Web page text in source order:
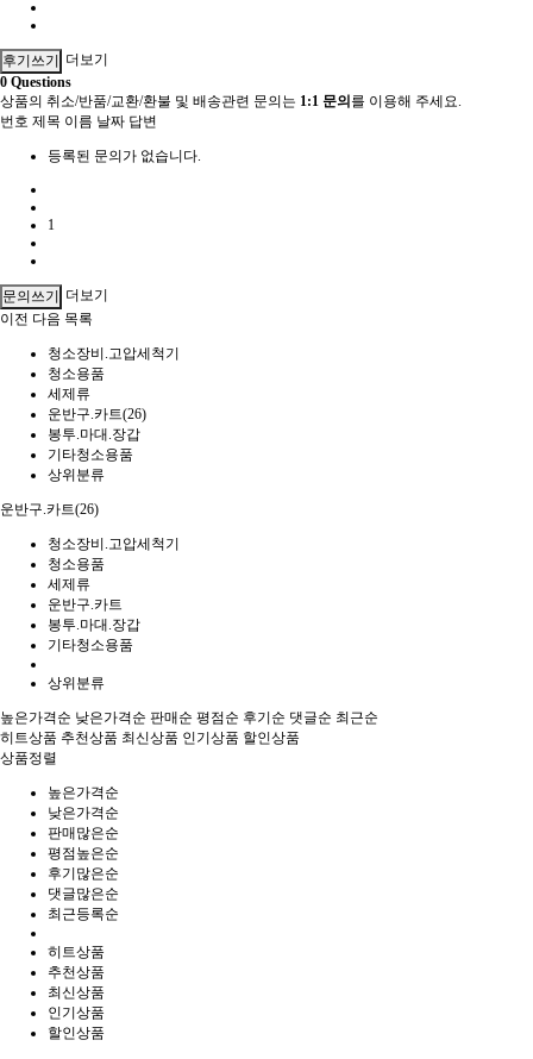
후기쓰기
더보기
0 Questions
상품의 취소/반품/교환/환불 및 배송관련 문의는 1:1 문의 를 이용해 주세요.
번호 제목 이름 날짜 답변
등록된 문의가 없습니다.
1
문의쓰기
더보기
이전 다음 목록
청소장비.고압세척기
청소용품
세제류
운반구.카트(26)
봉투.마대.장갑
기타청소용품
상위분류
운반구.카트(26)
청소장비.고압세척기
청소용품
세제류
운반구.카트
봉투.마대.장갑
기타청소용품
상위분류
높은가격순 낮은가격순 판매순 평점순 후기순 댓글순 최근순
히트상품 추천상품 최신상품 인기상품 할인상품
상품정렬
높은가격순
낮은가격순
판매많은순
평점높은순
후기많은순
댓글많은순
최근등록순
히트상품
추천상품
최신상품
인기상품
할인상품